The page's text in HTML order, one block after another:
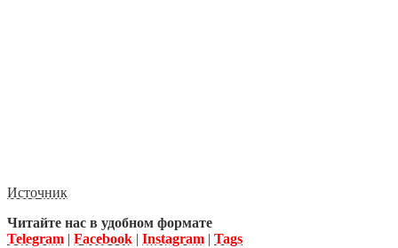
Источник
Читайте нас в удобном формате
Telegram | Facebook | Instagram | Tags